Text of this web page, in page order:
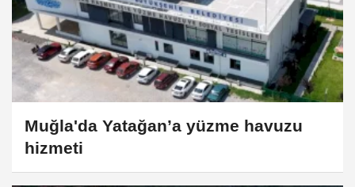
Muğla'da Yatağan’a yüzme havuzu
hizmeti